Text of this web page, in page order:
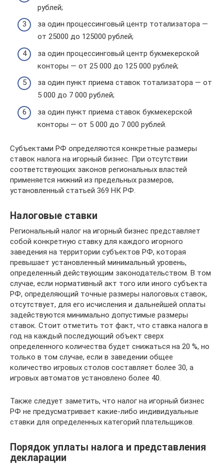
рублей;
за один процессинговый центр тотализатора —
от 25000 до 125000 рублей;
за один процессинговый центр букмекерской
конторы — от 25 000 до 125 000 рублей;
за один пункт приема ставок тотализатора — от
5 000 до 7 000 рублей;
за один пункт приема ставок букмекерской
конторы — от 5 000 до 7 000 рублей.
Субъектами РФ определяются конкретные размеры
ставок налога на игорный бизнес. При отсутствии
соответствующих законов региональных властей
применяется нижний из предельных размеров,
установленный статьей 369 НК РФ.
Налоговые ставки
Региональный налог на игорный бизнес представляет
собой конкретную ставку для каждого игорного
заведения на территории субъектов РФ, которая
превышает установленный минимальный уровень,
определенный действующим законодательством. В том
случае, если нормативный акт того или иного субъекта
РФ, определяющий точные размеры налоговых ставок,
отсутствует, для его исчисления и дальнейшей оплаты
задействуются минимально допустимые размеры
ставок. Стоит отметить тот факт, что ставка налога в
год на каждый последующий объект сверх
определенного количества будет снижаться на 20 %, но
только в том случае, если в заведении общее
количество игровых столов составляет более 30, а
игровых автоматов установлено более 40.
Также следует заметить, что налог на игорный бизнес
РФ не предусматривает какие-либо индивидуальные
ставки для определенных категорий плательщиков.
Порядок уплаты налога и представления
декларации